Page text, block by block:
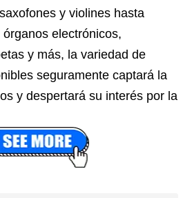
y violines hasta
electrónicos,
y más, la variedad de
seguramente captará la
y despertará su interés por la